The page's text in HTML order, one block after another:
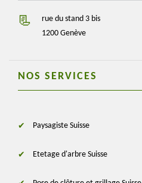
rue du stand 3 bis
1200 Genève
NOS SERVICES
Paysagiste Suisse
Etetage d'arbre Suisse